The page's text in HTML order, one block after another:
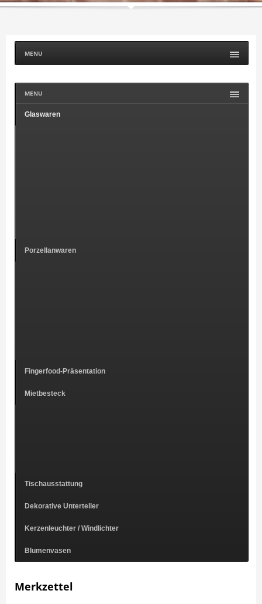
MENU
MENU
Glaswaren
Porzellanwaren
Fingerfood-Präsentation
Mietbesteck
Tischausstattung
Dekorative Unterteller
Kerzenleuchter / Windlichter
Blumenvasen
Merkzettel